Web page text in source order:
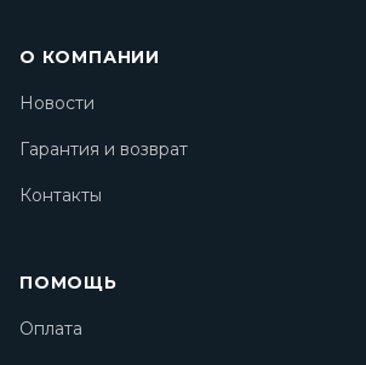
О КОМПАНИИ
Новости
Гарантия и возврат
Контакты
ПОМОЩЬ
Оплата